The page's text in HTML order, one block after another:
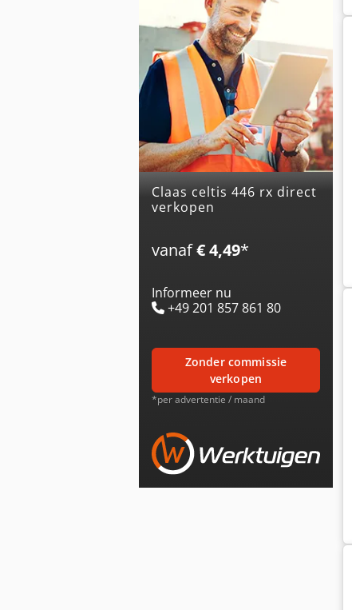
claas celtis 446 rx direct
verkopen
vanaf€ 4,49*
Informeer nu
+49 201 857 861 80
zonder commissie
verkopen
*per advertentie / maand